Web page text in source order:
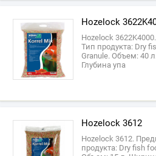
Hozelock
Hozelock
Тип продукта: Dry
Granule. Объем: 40
Глубина упа
Hozelock 3612
Hozelock 3612.
продукта: Dry fish